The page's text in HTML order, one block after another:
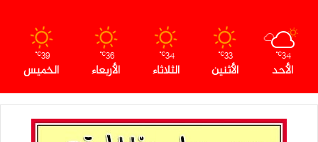
34
℃
الأحد
33
℃
الأثنين
34
℃
الثلاثاء
36
℃
الأربعاء
39
℃
الخميس